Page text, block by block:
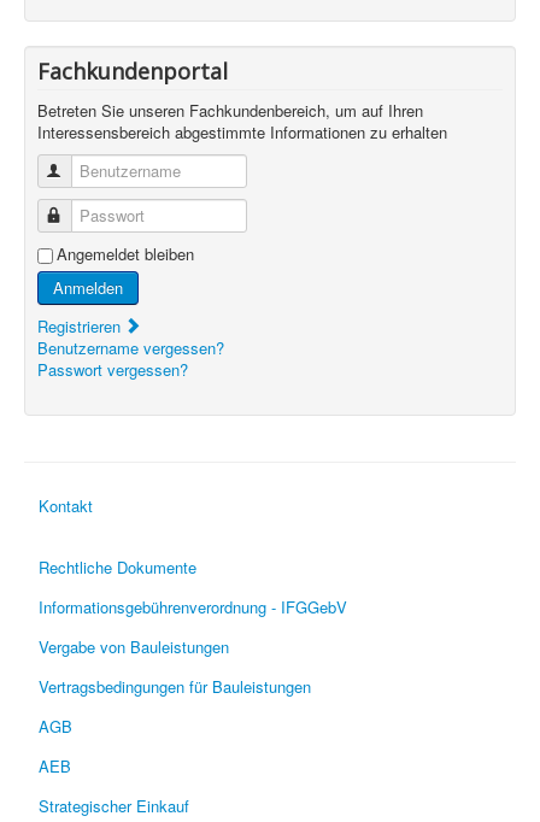
Fachkundenportal
Betreten Sie unseren Fachkundenbereich, um auf Ihren
Interessensbereich abgestimmte Informationen zu erhalten
Benutzername
Passwort
Angemeldet bleiben
Anmelden
Registrieren
Benutzername vergessen?
Passwort vergessen?
Kontakt
Rechtliche Dokumente
Informationsgebührenverordnung - IFGGebV
Vergabe von Bauleistungen
Vertragsbedingungen für Bauleistungen
AGB
AEB
Strategischer Einkauf